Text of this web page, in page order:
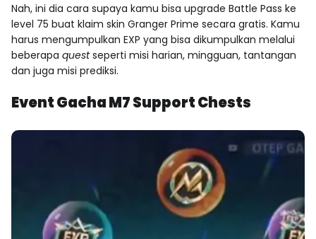
Nah, ini dia cara supaya kamu bisa upgrade Battle Pass ke
level 75 buat klaim skin Granger Prime secara gratis. Kamu
harus mengumpulkan EXP yang bisa dikumpulkan melalui
beberapa questseperti misi harian, mingguan, tantangan
dan juga misi prediksi.
Event Gacha M7 Support Chests